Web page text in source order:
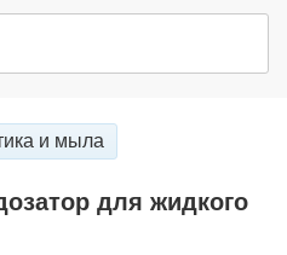
и мыла
для жидкого